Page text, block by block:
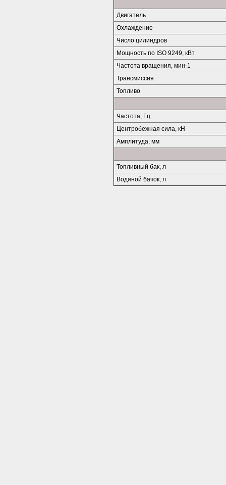
Двигатель
Охлаждение
Число цилиндров
Мощность по ISO 9249, кВт
Частота вращения, мин-1
Трансмиссия
Топливо
Частота, Гц
Центробежная сила, кН
Амплитуда, мм
Топливный бак, л
Водяной бачок, л